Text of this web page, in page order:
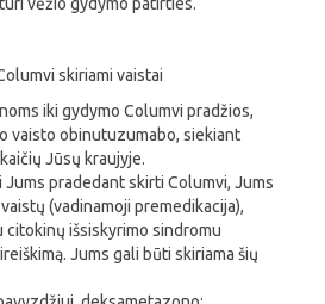
vėžio gydymo patirties.
skiriami vaistai
iki gydymo Columvi pradžios,
vaisto obinutuzumabo, siekiant
Jūsų kraujyje.
pradedant skirti Columvi, Jums
(vadinamoji premedikacija),
išsiskyrimo sindromu
Jums gali būti skiriama šių